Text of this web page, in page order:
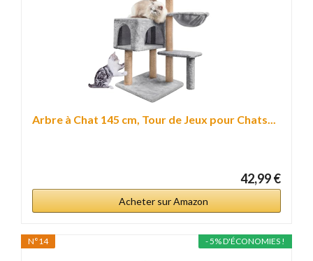
Arbre à Chat 145 cm, Tour de Jeux pour Chats...
42,99 €
Acheter sur Amazon
- 5% D'ÉCONOMIES !
N°14